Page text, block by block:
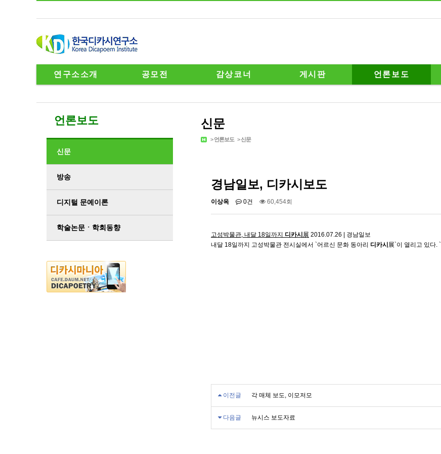
연구소소개 공모전 감상코너 게시판 언론보도
신문
>언론보도 >신문
경남일보, 디카시보도
이상옥 0건 60,454회
고성박물관, 내달 18일까지 디카시 展 2016.07.26
경남일보
내달 18일까지 고성박물관 전시실에서 `어르신 문화 동아리 디카시 展`이 열리고 있다. `
이전글 각 매체 보도, 이모저모
다음글 뉴시스 보도자료
언론보도
신문
방송
디지털 문예이론
학술논문ㆍ학회동향